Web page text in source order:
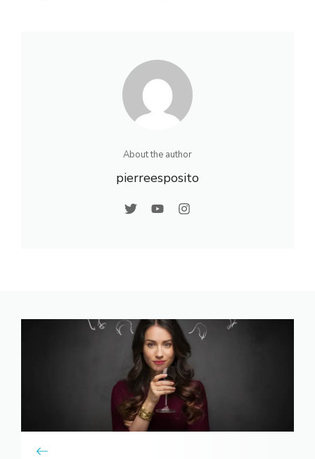
About the author
pierreesposito